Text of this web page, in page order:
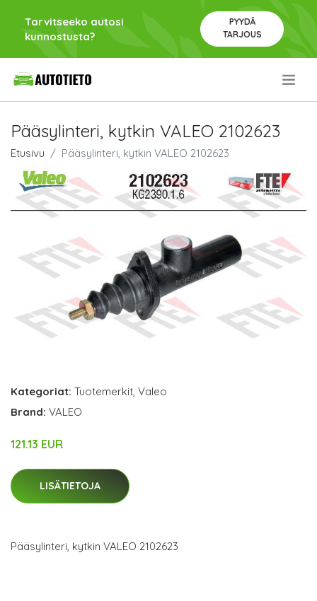
Tarvitseeko autosi
kunnostusta?
PYYDÄ
TARJOUS
Pääsylinteri, kytkin VALEO 2102623
Etusivu Pääsylinteri, kytkin VALEO 2102623
Kategoriat: Tuotemerkit, Valeo
Brand: VALEO
121.13 EUR
LISÄTIETOJA
Pääsylinteri, kytkin VALEO 2102623